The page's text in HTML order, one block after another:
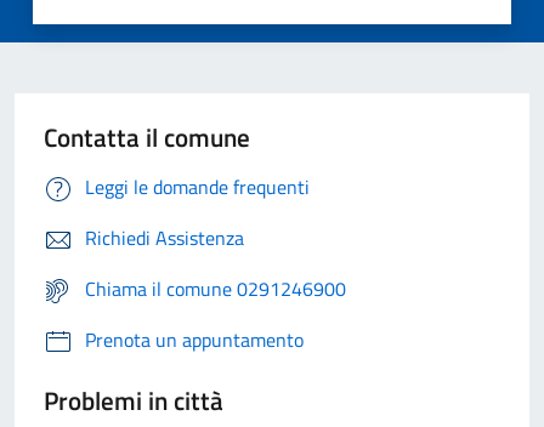
Contatta il comune
Leggi le domande frequenti
Richiedi Assistenza
Chiama il comune 0291246900
Prenota un appuntamento
Problemi in città